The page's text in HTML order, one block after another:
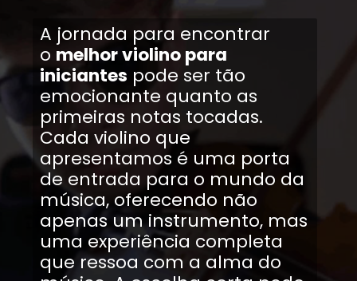
A jornada para encontrar
o melhor violino para
iniciantes pode ser tão
emocionante quanto as
primeiras notas tocadas.
Cada violino que
apresentamos é uma porta
de entrada para o mundo da
música, oferecendo não
apenas um instrumento, mas
uma experiência completa
que ressoa com a alma do